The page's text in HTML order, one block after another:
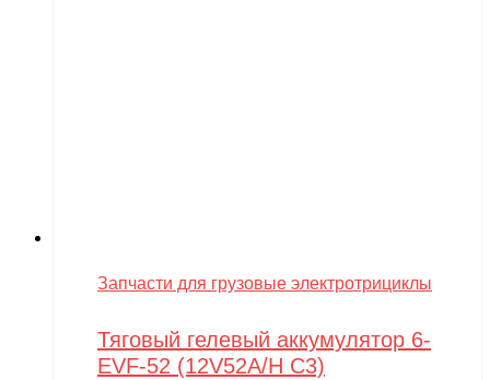
Запчасти для грузовые электротрициклы
Тяговый гелевый аккумулятор 6-
EVF-52 (12V52A/H C3)